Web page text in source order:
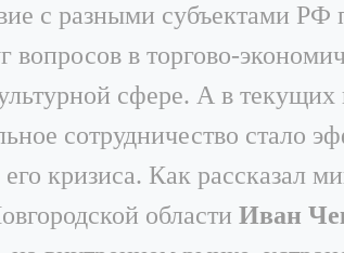
с разными субъектами РФ
вопросов в торгово-
сфере. А в текущих
сотрудничество стало
кризиса. Как рассказал
области Иван